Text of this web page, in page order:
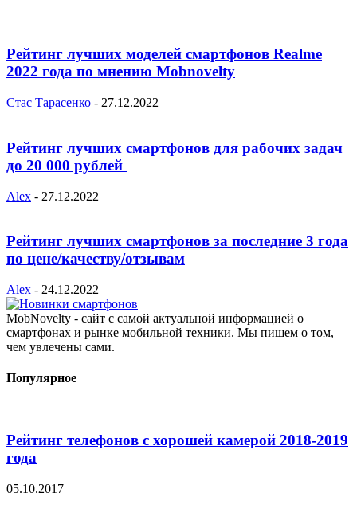
Рейтинг лучших моделей смартфонов Realme
2022 года по мнению Mobnovelty
Стас Тарасенко - 27.12.2022
Рейтинг лучших смартфонов для рабочих задач
до 20 000 рублей
Alex - 27.12.2022
Рейтинг лучших смартфонов за последние 3 года
по цене/качеству/отзывам
Alex - 24.12.2022
MobNovelty - сайт с самой актуальной информацией о
смартфонах и рынке мобильной техники. Мы пишем о том,
чем увлечены сами.
Популярное
Рейтинг телефонов с хорошей камерой 2018-2019
года
05.10.2017